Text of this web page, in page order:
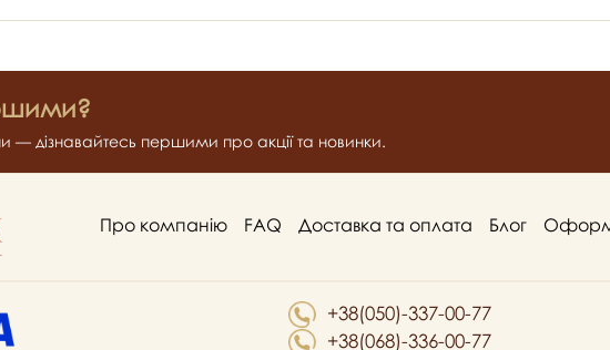
— дізнавайтесь першими про акції та новинки.
Про компанію FAQ Доставка та оплата Блог
+38(050)-337-00-77
+38(068)-336-00-77